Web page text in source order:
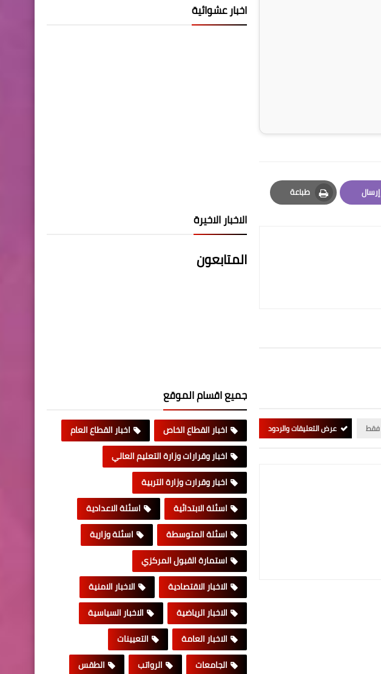
إرسال
Email
طباعة
Print
فقط عرض التعليقات والردود
اخبار عشوائية
الاخبار الاخيرة
المتابعون
جميع اقسام الموقع
اخبار القطاع الخاص
اخبار القطاع العام
اخبار وقرارات وزارة التعليم العالي
اخبار وقرارت وزارة التربية
اسئلة الابتدائية
اسئلة الاعدادية
اسئلة المتوسطة
اسئلة وزارية
استمارة القبول المركزي
الاخبار الاقتصادية
الاخبار الامنية
الاخبار الرياضية
الاخبار السياسية
الاخبار العامة
التعيينات
الجامعات
الرواتب
الطقس